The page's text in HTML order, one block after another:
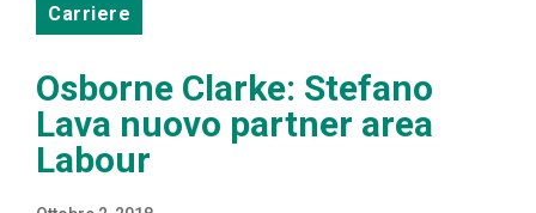
Carriere
Osborne Clarke: Stefano
Lava nuovo partner area
Labour